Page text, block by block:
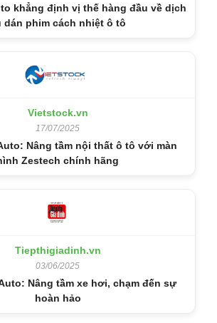
khẳng định vị thế hàng đầu về dịch
dán phim cách nhiệt ô tô
Vietstock.vn
17/07/2025
Nâng tầm nội thất ô tô với màn
Zestech chính hãng
Tiepthigiadinh.vn
03/06/2025
Nâng tầm xe hơi, chạm đến sự
hoàn hảo